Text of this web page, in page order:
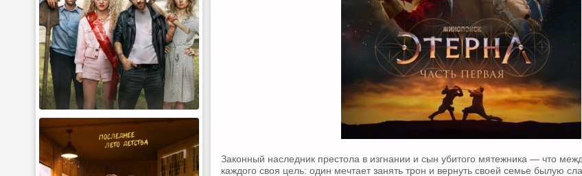
Законный наследник престола в изгнании и сын убитого мятежника — что
каждого своя цель: один мечтает занять трон и вернуть своей семье былую